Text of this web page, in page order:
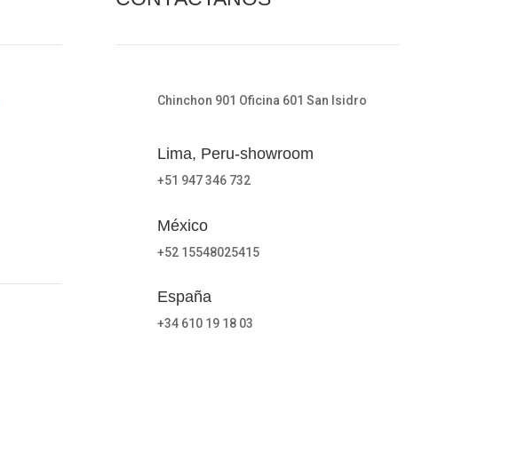
Chinchon 901 Oficina 601 San Isidro
Lima, Peru-showroom
+51 947 346 732
México
+52 15548025415
España
+34 610 19 18 03